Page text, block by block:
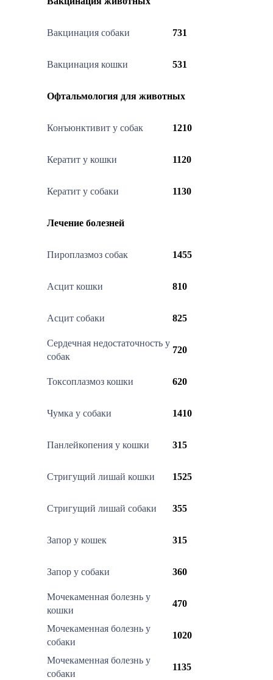
Вакцинация собаки 731
Вакцинация кошки 531
Офтальмология для животных
Конъюнктивит у собак 1210
Кератит у кошки 1120
Кератит у собаки 1130
Лечение болезней
Пироплазмоз собак 1455
Асцит кошки 810
Асцит собаки 825
Сердечная недостаточность у
собак
720
Токсоплазмоз кошки 620
Чумка у собаки 1410
Панлейкопения у кошки 315
Стригущий лишай кошки 1525
Стригущий лишай собаки 355
Запор у кошек 315
Запор у собаки 360
Мочекаменная болезнь у
кошки
470
Мочекаменная болезнь у
собаки
1020
Мочекаменная болезнь у
собаки
1135